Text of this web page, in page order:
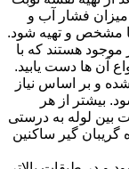
میزان فشار آب و
مشخص و تهیه شود.
موجود هستند که با
آن ها دست یابید.
و بر اساس نیاز
بیشتر از هر
بین لوله به درستی
گیر ساکنین